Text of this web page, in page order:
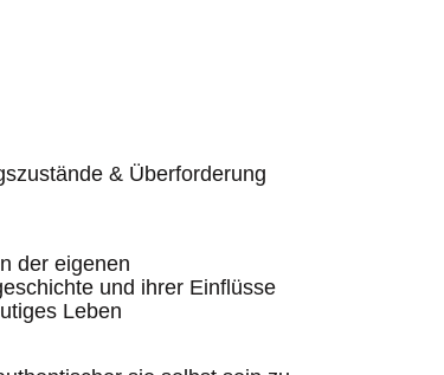
& Überforderung
der eigenen
und ihrer Einflüsse
Leben